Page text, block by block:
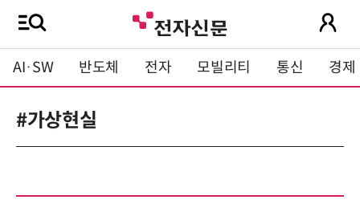
AI·SW 반도체 전자 모빌리티 통신 경제
#가상현실